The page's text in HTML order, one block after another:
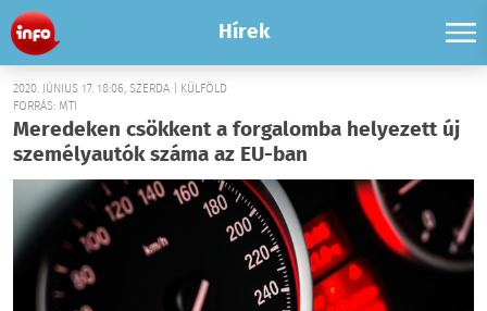
Hírek
2020. JÚNIUS 17. 18:06, SZERDA | KÜLFÖLD
FORRÁS: MTI
Meredeken csökkent a forgalomba helyezett új
személyautók száma az EU-ban